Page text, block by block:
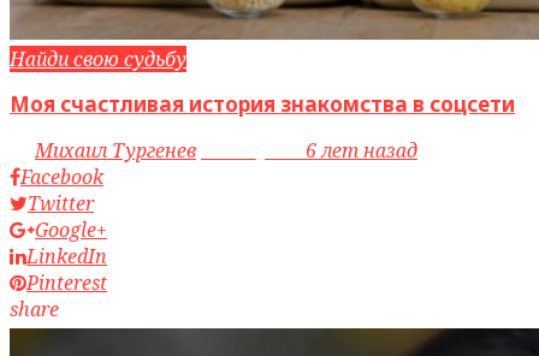
Найди свою судьбу
Моя счастливая история знакомства в соцсети
byМихаил Тургенев
6 лет назад
Facebook
Twitter
Google+
LinkedIn
Pinterest
share